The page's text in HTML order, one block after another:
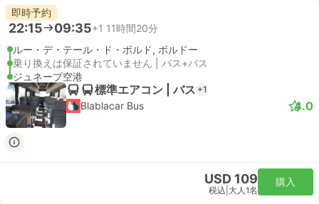
即時予約
22:15 09:35+1 11時間20分
ルー・デ・テール・ド・ボルド, ボルドー
乗り換えは保証されていません | バス+バス
ジュネーブ空港
標準エアコン | バス +1
Blablacar Bus 4.0
USD 109
税込 大人1名
購入